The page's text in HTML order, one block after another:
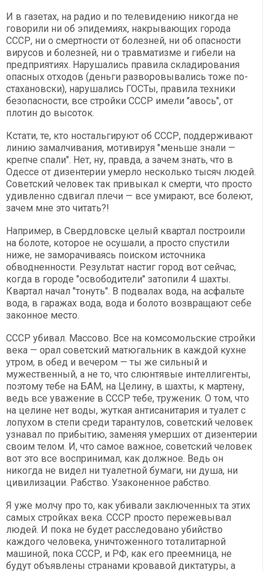
И в газетах, на радио и по телевидению никогда не
говорили ни об эпидемиях, накрывающих города
СССР, ни о смертности от болезней, ни об опасности
вирусов и болезней, ни о травматизме и гибели на
предприятиях. Нарушались правила складирования
опасных отходов (деньги разворовывались тоже по-
стахановски), нарушались ГОСТы, правила техники
безопасности, все стройки СССР имели "авось", от
плотин до высоток.
Кстати, те, кто ностальгируют об СССР, поддерживают
линию замалчивания, мотивируя "меньше знали —
крепче спали". Нет, ну, правда, а зачем знать, что в
Одессе от дизентерии умерло несколько тысяч людей.
Советский человек так привыкал к смерти, что просто
удивленно сдвигал плечи — все умирают, все болеют,
зачем мне это читать?!
Например, в Свердловске целый квартал построили
на болоте, которое не осушали, а просто спустили
ниже, не заморачиваясь поиском источника
обводненности. Результат настиг город вот сейчас,
когда в городе "освободители" затопили 4 шахты.
Квартал начал "тонуть". В подвалах вода, на асфальте
вода, в гаражах вода, вода и болото возвращают себе
законное место.
СССР убивал. Массово. Все на комсомольские стройки
века — орал советский матюгальник в каждой кухне
утром, в обед и вечером — ты же сильный и
мужественный, а не то, что слюнтявые интеллигенты,
поэтому тебе на БАМ, на Целину, в шахты, к мартену,
ведь все уважение в СССР тебе, труженик. О том, что
на целине нет воды, жуткая антисанитария и туалет с
лопухом в степи среди тарантулов, советский человек
узнавал по прибытию, заменяя умерших от дизентерии
своим телом. И, что самое важное, советский человек
вот это все воспринимал, как должное. Ведь он
никогда не видел ни туалетной бумаги, ни душа, ни
цивилизации. Рабство. Узаконенное рабство.
Я уже молчу про то, как убивали заключенных та этих
самых стройках века. СССР просто пережевывал
людей. И пока не будет расследовано убийство
каждого человека, уничтоженного тоталитарной
машиной, пока СССР, и РФ, как его преемница, не
будут объявлены странами кровавой диктатуры, а